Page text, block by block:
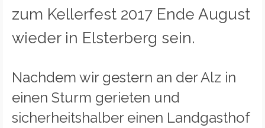
zum Kellerfest 2017 Ende August
wieder in Elsterberg sein.
Nachdem wir gestern an der Alz in
einen Sturm gerieten und
sicherheitshalber einen Landgasthof